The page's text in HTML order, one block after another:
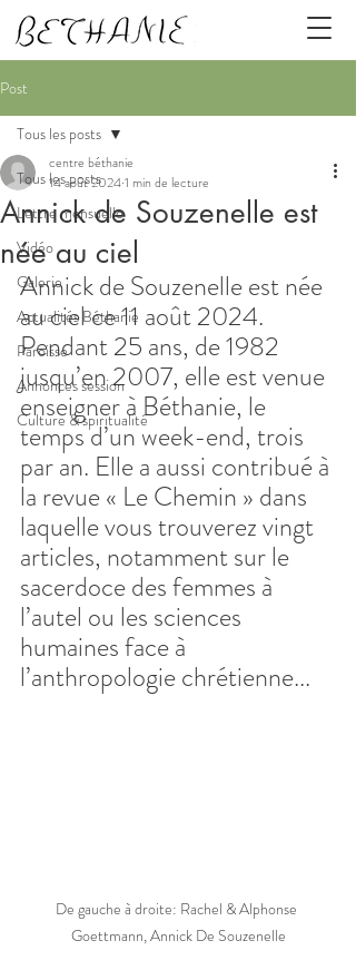
Post
Tous les posts
Lettre mensuelle
Vidéo
Galerie
Actualités Béthanie
Paroisse
Annonces session
Culture & spiritualité
Tous les posts
Annick de Souzenelle est
née au ciel
centre béthanie
14 août 20241 min de lecture
Annick de Souzenelle est née
au ciel ce 11 août 2024.
Pendant 25 ans, de 1982
jusqu’en 2007, elle est venue
enseigner à Béthanie, le
temps d’un week-end, trois
par an. Elle a aussi contribué à
la revue « Le Chemin » dans
laquelle vous trouverez vingt
articles, notamment sur le
sacerdoce des femmes à
l’autel ou les sciences
humaines face à
l’anthropologie chrétienne...
De gauche à droite: Rachel & Alphonse
Goettmann, Annick De Souzenelle